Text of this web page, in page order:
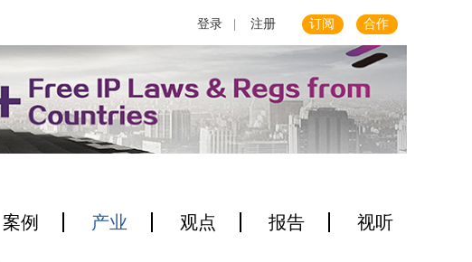
登录 注册 订阅 合作
案例 产业 观点 报告 视听